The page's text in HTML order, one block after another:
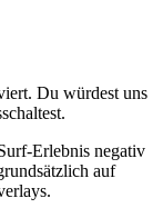
Du würdest uns
Erlebnis negativ
auf